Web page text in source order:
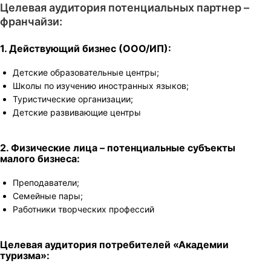
Целевая аудитория потенциальных партнер –
франчайзи:
1. Действующий бизнес (ООО/ИП):
Детские образовательные центры;
Школы по изучению иностранных языков;
Туристические организации;
Детские развивающие центры
2. Физические лица – потенциальные субъекты
малого бизнеса:
Преподаватели;
Семейные пары;
Работники творческих профессий
Целевая аудитория потребителей «Академии
туризма»: